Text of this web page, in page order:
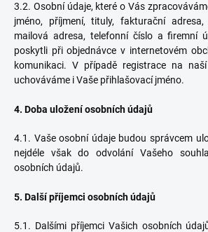
3.2. Osobní údaje, které o Vás
jméno, příjmení, tituly, fakturační
mailová adresa, telefonní číslo a firemní
poskytli při objednávce v internetovém
komunikaci. V případě registrace na
uchováváme i Vaše přihlašovací jméno.
4. Doba uložení osobních údajů
4.1. Vaše osobní údaje budou správcem
nejdéle však do odvolání Vašeho
osobních údajů.
5. Další příjemci osobních údajů
5.1. Dalšími příjemci Vašich osobních